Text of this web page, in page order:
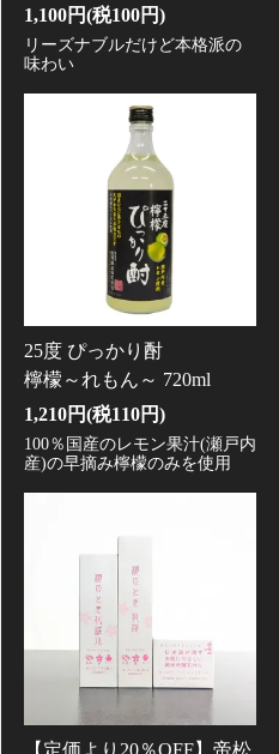
1,100円(税100円)
リーズナブルだけど本格派の
味わい
25度 ぴっかり酎
檸檬～れもん～ 720ml
1,210円(税110円)
100％国産のレモン果汁(瀬戸内
産)の早摘み檸檬のみを使用
【定価より20％OFF】帝松